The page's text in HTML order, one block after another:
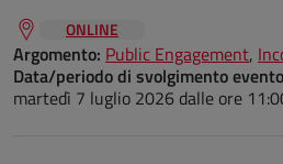
ONLINE
Argomento: Public Engagement,
Data/periodo di svolgimento
martedì 7 luglio 2026 dalle ore